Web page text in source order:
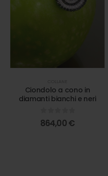
Ciondolo a cono in
diamanti bianchi e neri
0 out of 5
864,00€